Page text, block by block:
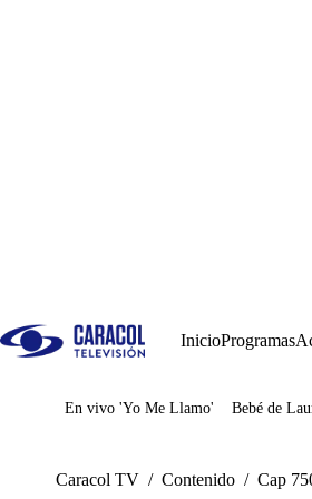
InicioProgramas
Juegos
En vivo 'Yo Me Llamo' Bebé de
Caracol TV / Contenido / Cap